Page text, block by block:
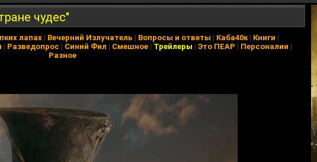
чудес"
лапах | Вечерний Излучатель | Вопросы и ответы | Каба40к| Книги |
| Разведопрос | Синий Фил | Смешное | Трейлеры | Это ПЕАР | Персоналии |
Разное